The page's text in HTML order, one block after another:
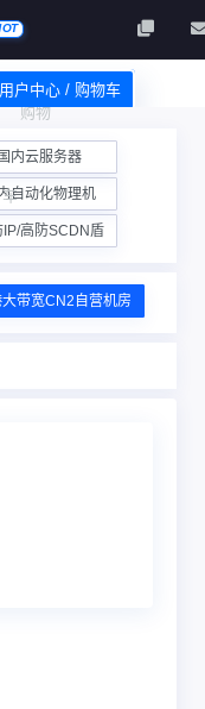
购物
车
用户中心 / 购物车
服务条款
国内云服务器
自动化物理机
IP/高防SCDN盾
带宽CN2自营机房